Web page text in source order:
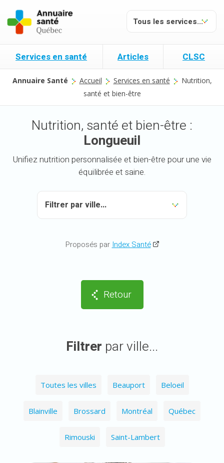
Services en santé Articles CLSC
Annuaire Santé Accueil Services en santé
Nutrition,
santé et bien-être
Nutrition, santé et bien-être :
Longueuil
Unifiez nutrition personnalisée et bien-être pour une vie
équilibrée et saine.
Proposés par Index Santé
Retour
Filtrer par ville...
Toutes les villes Beauport Beloeil
Blainville Brossard Montréal Québec
Rimouski Saint-Lambert